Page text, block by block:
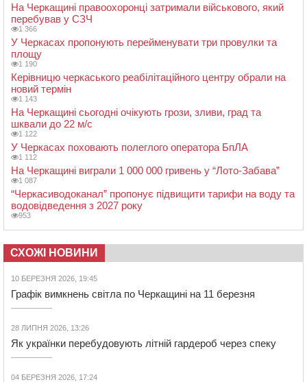
На Черкащині правоохоронці затримали військового, який
перебував у СЗЧ
1 366
У Черкасах пропонують перейменувати три провулки та
площу
1 190
Керівницю черкаського реабілітаційного центру обрали на
новий термін
1 143
На Черкащині сьогодні очікують грози, зливи, град та
шквали до 22 м/с
1 122
У Черкасах поховають полеглого оператора БпЛА
1 112
На Черкащині виграли 1 000 000 гривень у “Лото-Забава”
1 087
“Черкасиводоканал” пропонує підвищити тарифи на воду та
водовідведення з 2027 року
953
СХОЖІ НОВИНИ
10 БЕРЕЗНЯ 2026, 19:45
Графік вимкнень світла по Черкащині на 11 березня
28 ЛИПНЯ 2026, 13:26
Як українки перебудовують літній гардероб через спеку
04 БЕРЕЗНЯ 2026, 17:24